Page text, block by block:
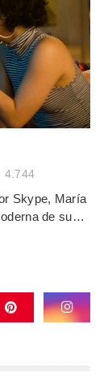
4.744
Skype, María
de su…